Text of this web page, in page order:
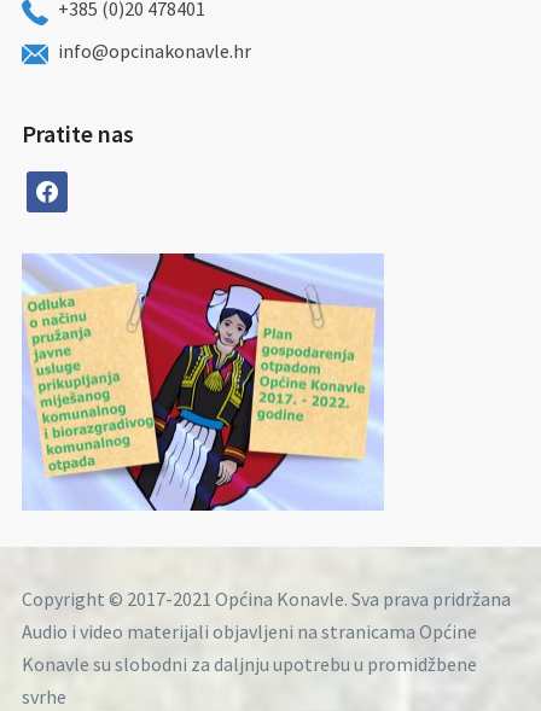
+385 (0)20 478401
info@opcinakonavle.hr
Pratite nas
facebook
Copyright © 2017-2021 Općina Konavle. Sva prava pridržana
Audio i video materijali objavljeni na stranicama Općine
Konavle su slobodni za daljnju upotrebu u promidžbene
svrhe